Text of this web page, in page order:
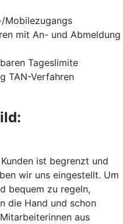
Mobilezugangs
mit An- und Abmeldung
Tageslimite
TAN-Verfahren
ist begrenzt und
wir uns eingestellt. Um
bequem zu regeln,
die Hand und schon
aus